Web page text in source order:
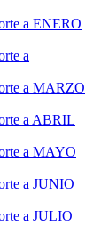
a ENERO
a
a MARZO
a ABRIL
a MAYO
a JUNIO
a JULIO